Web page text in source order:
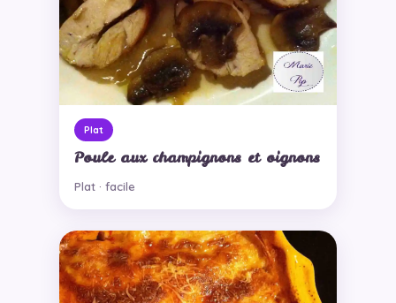
Plat
Poule aux champignons et oignons
Plat · facile